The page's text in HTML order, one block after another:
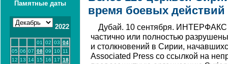
Памятные даты
2022
01 02 03 04
05 06 07 08 09 10
11
12 13 14 15 16 17 18
время боевых действий
Дубай. 10 сентября. ИНТЕРФАКС
частично или полностью
и столкновений в Сирии,
Associated Press со ссылкой на